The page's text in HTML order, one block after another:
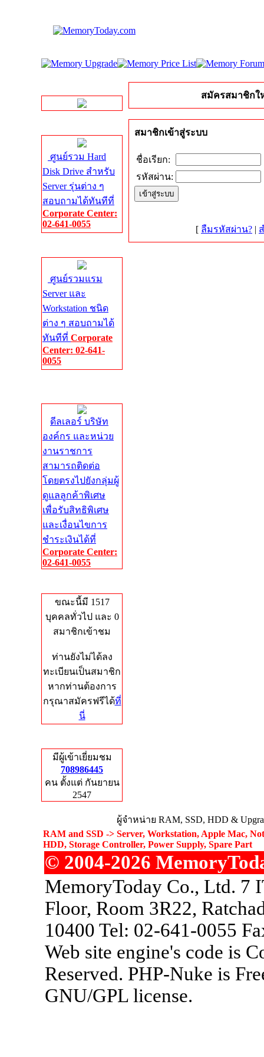
ศูนย์รวม Hard
Disk Drive สำหรับ
Server รุ่นต่าง ๆ
สอบถามได้ทันทีที่
Corporate Center:
02-641-0055
ศูนย์รวมแรม
Server และ
Workstation ชนิด
ต่าง ๆ สอบถามได้
ทันทีที่ Corporate
Center: 02-641-
0055
ดีลเลอร์ บริษัท
องค์กร และหน่วย
งานราชการ
สามารถติดต่อ
โดยตรงไปยังกลุ่มผู้
ดูแลลูกค้าพิเศษ
เพื่อรับสิทธิพิเศษ
และเงื่อนไขการ
ชำระเงินได้ที่
Corporate Center:
02-641-0055
ขณะนี้มี 1517
บุคคลทั่วไป และ 0
สมาชิกเข้าชม
ท่านยังไม่ได้ลง
ทะเบียนเป็นสมาชิก
หากท่านต้องการ
กรุณาสมัครฟรีได้ที่
นี่
มีผู้เข้าเยี่ยมชม
708986445
คน ตั้งแต่ กันยายน
2547
สมัครสมาชิกใ
สมาชิกเข้าสู่ระบบ
ชื่อเรียก:
รหัสผ่าน:
[ ลืมรหัสผ่าน? |
ผู้จำหน่าย RAM, SSD, HDD &
RAM and SSD -> Server, Workstation, Apple Mac,
HDD, Storage Controller, Power Supply, Spare Part
© 2004-2026
MemoryToday Co., Ltd. 7
Floor, Room 3R22,
10400 Tel: 02-641-0055
Web site engine's code is
Reserved. PHP-Nuke is
GNU/GPL license.